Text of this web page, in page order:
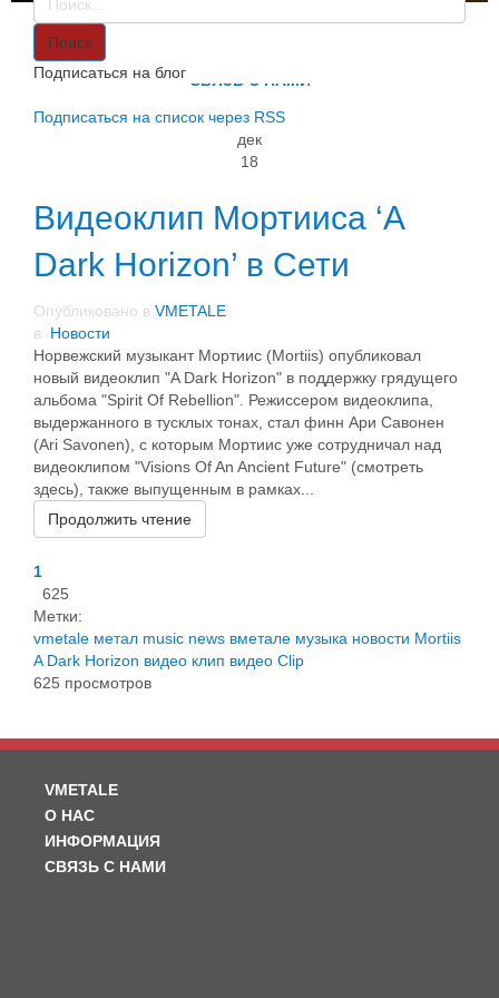
СВЯЗЬ С НАМИ
Поиск
Подписаться на блог
Подписаться на список через RSS
дек
18
Видеоклип Мортииса ‘A
Dark Horizon’ в Сети
Опубликовано в VMETALE
в Новости
Норвежский музыкант Мортиис (Mortiis) опубликовал
новый видеоклип "A Dark Horizon" в поддержку грядущего
альбома "Spirit Of Rebellion". Режиссером видеоклипа,
выдержанного в тусклых тонах, стал финн Ари Савонен
(Ari Savonen), с которым Мортиис уже сотрудничал над
видеоклипом "Visions Of An Ancient Future" (смотреть
здесь), также выпущенным в рамках...
Продолжить чтение
1
625
Метки:
vmetale метал music news вметале музыка новости Mortiis
A Dark Horizon видео клип видео Clip
625 просмотров
VMETALE
О НАС
ИНФОРМАЦИЯ
СВЯЗЬ С НАМИ